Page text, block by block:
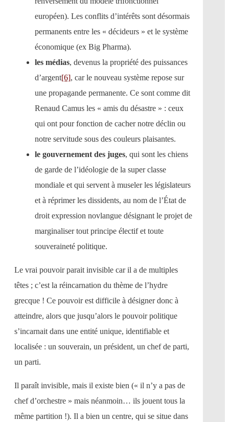
européen). Les conflits d’intérêts sont désormais
permanents entre les « décideurs » et le système
économique (ex Big Pharma).
les médias, devenus la propriété des puissances
d’argent[6], car le nouveau système repose sur
une propagande permanente. Ce sont comme dit
Renaud Camus les « amis du désastre » : ceux
qui ont pour fonction de cacher notre déclin ou
notre servitude sous des couleurs plaisantes.
le gouvernement des juges, qui sont les chiens
de garde de l’idéologie de la super classe
mondiale et qui servent à museler les législateurs
et à réprimer les dissidents, au nom de l’État de
droit expression novlangue désignant le projet de
marginaliser tout principe électif et toute
souveraineté politique.
Le vrai pouvoir parait invisible car il a de multiples
têtes ; c’est la réincarnation du thème de l’hydre
grecque ! Ce pouvoir est difficile à désigner donc à
atteindre, alors que jusqu’alors le pouvoir politique
s’incarnait dans une entité unique, identifiable et
localisée : un souverain, un président, un chef de parti,
un parti.
Il paraît invisible, mais il existe bien (« il n’y a pas de
chef d’orchestre » mais néanmoin… ils jouent tous la
même partition !). Il a bien un centre, qui se situe dans